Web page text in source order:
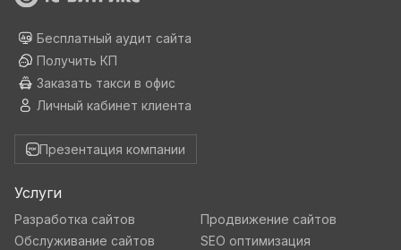
Бесплатный аудит сайта
Получить КП
Заказать такси в офис
Личный кабинет клиента
Презентация компании
Услуги
Разработка сайтов
Продвижение сайтов
Обслуживание сайтов
SEO оптимизация